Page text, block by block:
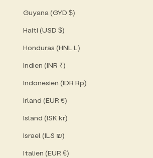
Guyana (GYD $)
Haiti (USD $)
Honduras (HNL L)
Indien (INR ₹)
Indonesien (IDR Rp)
Irland (EUR €)
Island (ISK kr)
Israel (ILS ₪)
Italien (EUR €)